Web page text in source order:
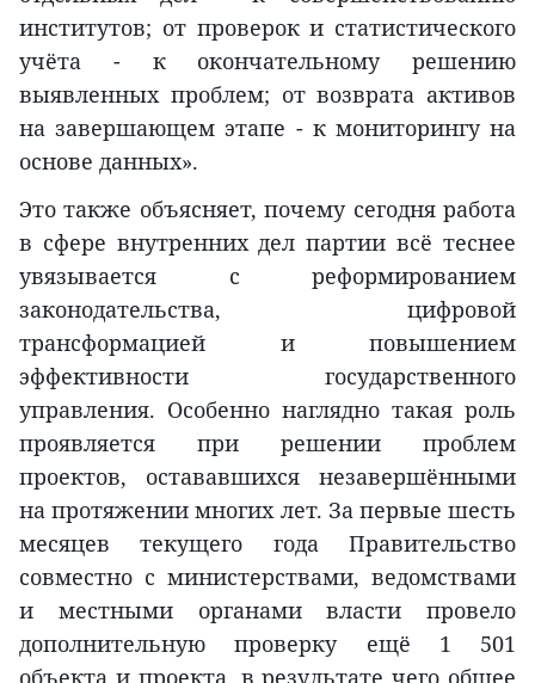
институтов; от проверок и статистического
учёта - к окончательному решению
выявленных проблем; от возврата активов
на завершающем этапе - к мониторингу на
основе данных».
Это также объясняет, почему сегодня работа
в сфере внутренних дел партии всё теснее
увязывается с реформированием
законодательства, цифровой
трансформацией и повышением
эффективности государственного
управления. Особенно наглядно такая роль
проявляется при решении проблем
проектов, остававшихся незавершёнными
на протяжении многих лет. За первые шесть
месяцев текущего года Правительство
совместно с министерствами, ведомствами
и местными органами власти провело
дополнительную проверку ещё 1 501
объекта и проекта, в результате чего общее